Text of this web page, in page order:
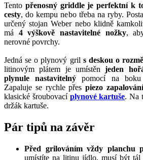
Tento přenosný griddle je perfektní k
cesty, do kempu nebo třeba na ryby.
určený stojan Weber nebo klidně
má 4 výškově nastavitelné nožky,
nerovné povrchy.
Jedná se o plynový gril s deskou o
litinovým plátem je umístěnjeden
plynule nastavitelný pomocí na boku
Zapaluje se rychle přespiezo
klasické šroubovací plynové kartuše. Na
držák kartuše.
Pár tipů na závěr
Před grilováním vždy planchu
umístíte na litinu jídlo, musí být tál